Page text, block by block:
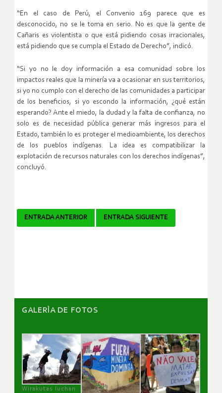
“En el caso de Perú, el Convenio 169 parece que es
desconocido, no se le toma en serio. No es que la gente de
Cañaris es violentista o que está pidiendo cosas irracionales,
está pidiendo que se cumpla el Estado de Derecho”, indicó.
“Si yo no le doy información a esa comunidad sobre los
impactos reales que la minería va a ocasionar en sus territorios,
si yo no cumplo con el derecho de las comunidades a participar
de los beneficios, si yo escondo la información, ¿qué están
esperando? Ante el miedo, la dudad y la falta de confianza, no
solo es de necesidad pública generar más ingresos para el
Estado, también lo es proteger el medioambiente, los derechos
de los pueblos indígenas. La idea es compatibilizar la
explotación de recursos naturales con los derechos indígenas”,
concluyó.
Navegador
ENTRADA ANTERIOR ENTRADA SIGUIENTE
GALERÌA DE FOTOS
Wirakutas luchan